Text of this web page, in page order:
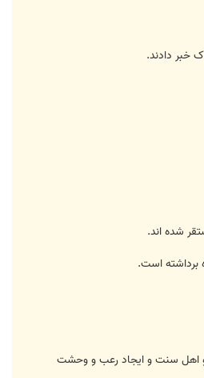
خبر دادند.
برداشته است.
و اهل سنت و ایجاد رعب و وحشت